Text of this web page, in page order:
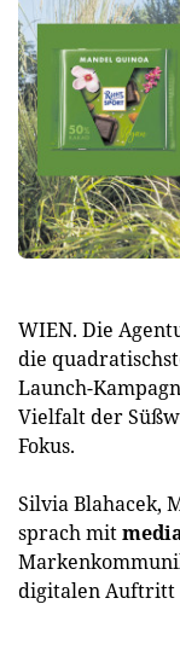
WIEN. Die
die
Launch-
Vielfalt der
Fokus.
Silvia Blahacek,
sprach mit
digitalen Auftritt